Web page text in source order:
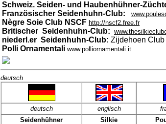
Schweiz. Seiden- und Haubenhühner-
Französischer Seidenhuhn-Club:
Nègre Soie Club NSCF http://nscf2.free.fr
Britischer Seidenhuhn-Club:
niederl.er Seidenhuhn-Club: Zijdehoen Club
Polli Ornamentali www.polliornamentali.it
deutsch
deutsch englisch
Seidenhühner
Silkie